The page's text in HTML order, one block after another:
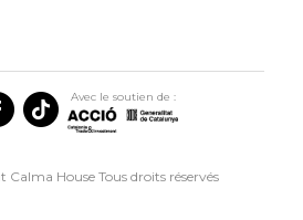
Avec le soutien de :
House Tous droits réservés